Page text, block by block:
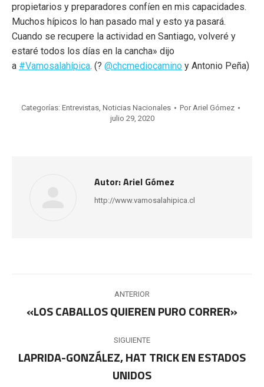
propietarios y preparadores confíen en mis capacidades.
Muchos hípicos lo han pasado mal y esto ya pasará.
Cuando se recupere la actividad en Santiago, volveré y
estaré todos los días en la cancha» dijo
a #Vamosalahípica. (? @chcmediocamino y Antonio Peña)
Categorías: Entrevistas, Noticias Nacionales PorAriel Gómez
julio 29, 2020
Autor:Ariel Gómez
http://www.vamosalahipica.cl
entre
publicaciones
ANTERIOR
Publicación
«LOS CABALLOS QUIEREN PURO CORRER»
SIGUIENTE
siguiente:
LAPRIDA-GONZÁLEZ, HAT TRICK EN ESTADOS
UNIDOS